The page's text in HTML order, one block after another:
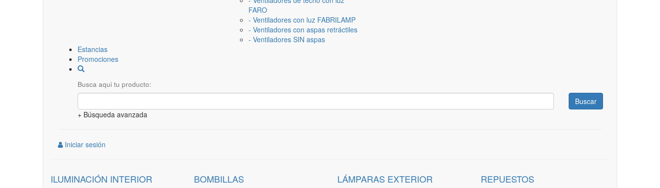
FARO
- Ventiladores con luz FABRILAMP
- Ventiladores con aspas retráctiles
- Ventiladores SIN aspas
Estancias
Promociones
Busca aqui tu producto:
Buscar
+ Búsqueda avanzada
Iniciar sesión
ILUMINACIÓN INTERIOR BOMBILLAS LÁMPARAS EXTERIOR REPUESTOS